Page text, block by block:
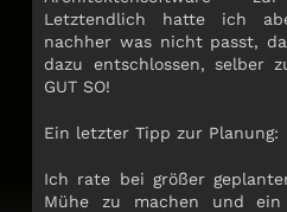
Letztendlich hatte ich
nachher was nicht passt,
dazu entschlossen, selber
GUT SO!
Ein letzter Tipp zur Planung:
Ich rate bei größer
Mühe zu machen und